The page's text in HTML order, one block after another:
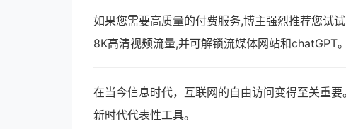
如果您需要高质量的付费服务,博主强烈推荐您试试
8K高清视频流量,并可解锁流媒体网站和chatGPT
在当今信息时代，互联网的自由访问变得至关重
新时代代表性工具。